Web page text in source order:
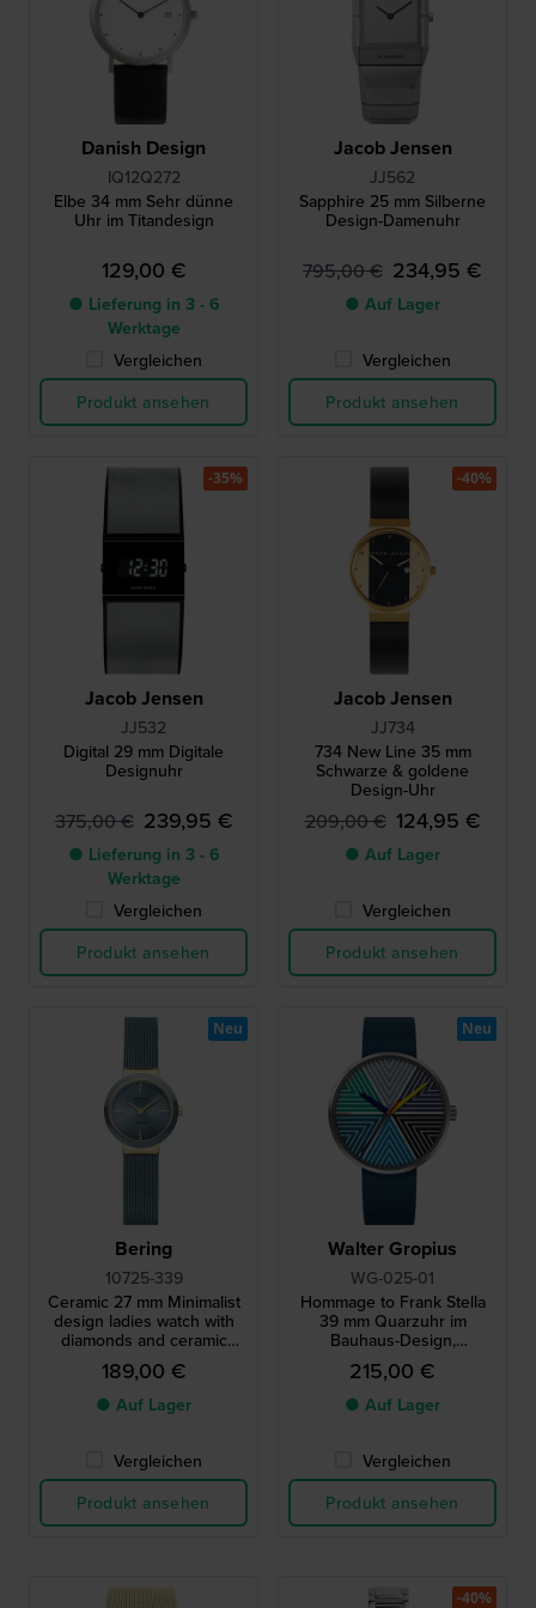
Danish Design
IQ12Q272
Elbe 34 mm Sehr dünne
Uhr im Titandesign
129,00 €
● Lieferung in 3 - 6
Werktage
Vergleichen
Produkt ansehen
Jacob Jensen
JJ562
Sapphire 25 mm Silberne
Design-Damenuhr
795,00 € 234,95 €
● Auf Lager
Vergleichen
Produkt ansehen
Jacob Jensen
JJ532
Digital 29 mm Digitale
Designuhr
375,00 € 239,95 €
● Lieferung in 3 - 6
Werktage
Vergleichen
Produkt ansehen
-35%
Jacob Jensen
JJ734
734 New Line 35 mm
Schwarze & goldene
Design-Uhr
209,00 € 124,95 €
● Auf Lager
Vergleichen
Produkt ansehen
-40%
Bering
10725-339
Ceramic 27 mm Minimalist
design ladies watch with
diamonds and ceramic
bezel
189,00 €
● Auf Lager
Vergleichen
Produkt ansehen
Neu
Walter Gropius
WG-025-01
Hommage to Frank Stella
39 mm Quarzuhr im
Bauhaus-Design,
hergestellt in Deutschland
215,00 €
● Auf Lager
Vergleichen
Produkt ansehen
Neu
-40%